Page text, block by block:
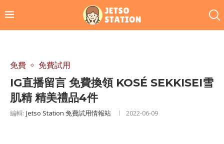
免費 免費試用
IG直播留言 免費換領 KOSÉ SEKKISEI雪
肌精 精美禮品4件
編輯: Jetso Station 免費試用情報站 2022-06-09